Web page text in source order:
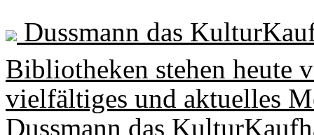
Dussmann das
Bibliotheken stehen heute
vielfältiges und aktuelles
Dussmann das